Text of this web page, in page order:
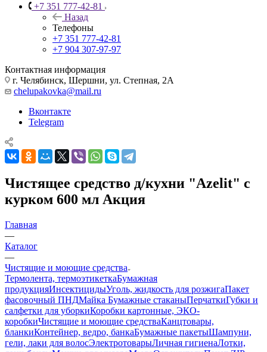
+7 351 777-42-81
Назад
Телефоны
+7 351 777-42-81
+7 904 307-97-97
Контактная информация
г. Челябинск, Шершни, ул. Степная, 2А
chelupakovka@mail.ru
Вконтакте
Telegram
Чистящее средство д/кухни "Azelit" с
курком 600 мл Акция
Главная
—
Каталог
—
Чистящие и моющие средства
Термолента, термоэтикеткаБумажная
продукцияИнсектицидыУголь, жидкость для розжигаПакет
фасовочный ПНДМайка Бумажные стаканыПерчаткиГубки и
салфетки для уборкиКоробки картонные, ЭКО-
коробкиЧистящие и моющие средстваКанцтовары,
бланкиКонтейнер, ведро, банкаБумажные пакетыШампуни,
гели, лаки для волосЭлектротоварыЛичная гигиенаЛотки,